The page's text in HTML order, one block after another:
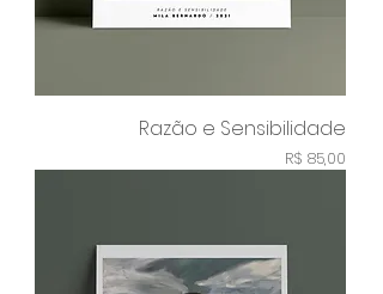
Razão e Sensibilidade
Preço
R$ 85,00